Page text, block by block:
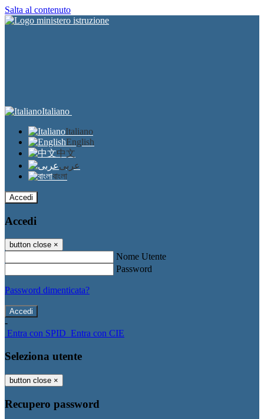
Salta al contenuto
Italiano
Italiano
English
中文
عربى
বাংলা
Accedi
Accedi
button close ×
Nome Utente
Password
Password dimenticata?
-
Entra con SPID Entra con CIE
Seleziona utente
button close ×
Recupero password